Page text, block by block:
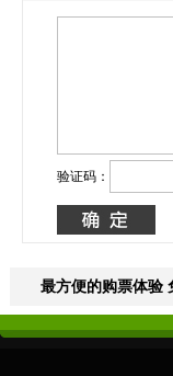
验证码：
最方便的购票体验